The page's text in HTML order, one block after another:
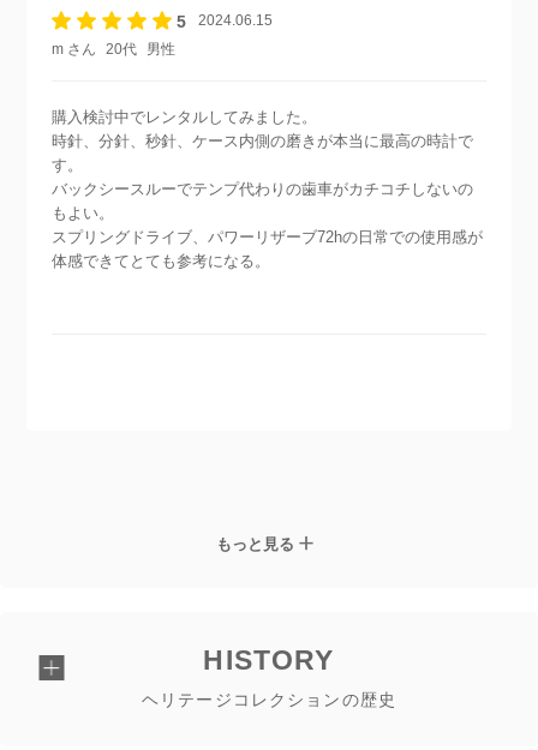
5
2024.06.15
m さん
20代 男性
購入検討中でレンタルしてみました。
時針、分針、秒針、ケース内側の磨きが本当に最高の時計で
す。
バックシースルーでテンプ代わりの歯車がカチコチしないの
もよい。
スプリングドライブ、パワーリザーブ72hの日常での使用感が
体感できてとても参考になる。
もっと見る
HISTORY
ヘリテージコレクションの歴史